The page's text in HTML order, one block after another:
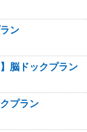
ン
脳ドックプラン
プラン